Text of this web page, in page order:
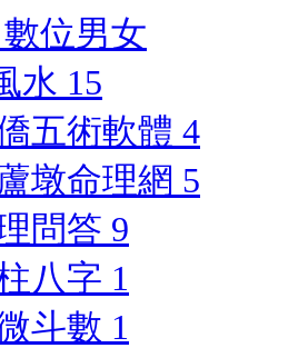
位男女
水 15
五術軟體 4
墩命理網 5
問答 9
八字 1
斗數 1